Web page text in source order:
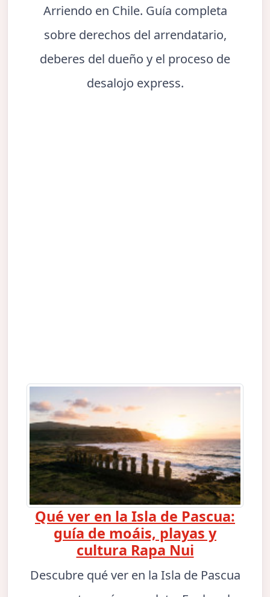
Arriendo en Chile. Guía completa
sobre derechos del arrendatario,
deberes del dueño y el proceso de
desalojo express.
Qué ver en la Isla de Pascua:
guía de moáis, playas y
cultura Rapa Nui
Descubre qué ver en la Isla de Pascua